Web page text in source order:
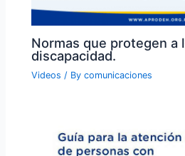
Normas que protegen a
discapacidad.
Videos / Bycomunicaciones